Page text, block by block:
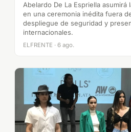
Abelardo De La Espriella asumirá
en una ceremonia inédita fuera
despliegue de seguridad y
internacionales.
ELFRENTE · 6 ago.